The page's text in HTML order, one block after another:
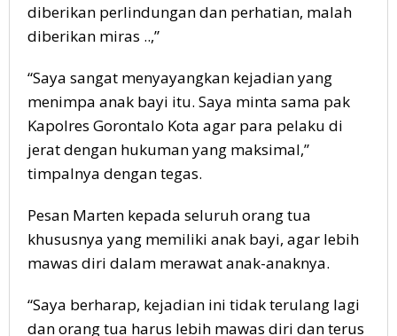
diberikan perlindungan dan perhatian, malah
diberikan miras ..,”
“Saya sangat menyayangkan kejadian yang
menimpa anak bayi itu. Saya minta sama pak
Kapolres Gorontalo Kota agar para pelaku di
jerat dengan hukuman yang maksimal,”
timpalnya dengan tegas.
Pesan Marten kepada seluruh orang tua
khususnya yang memiliki anak bayi, agar lebih
mawas diri dalam merawat anak-anaknya.
“Saya berharap, kejadian ini tidak terulang lagi
dan orang tua harus lebih mawas diri dan terus